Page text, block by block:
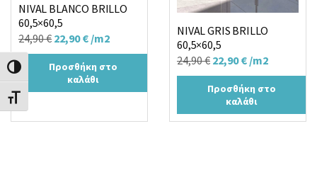
Εναλλαγή Υψηλής Αντίθεσης
Εναλλαγή Μεγέθους Γραμμάτων
NIVAL BLANCO BRILLO
60,5×60,5
24,90€ Original
price
was:
22,90€Η
τρέχουσα
τιμή
/m2
Προσθήκη στο
καλάθι
NIVAL GRIS BRILLO
60,5×60,5
24,90€ Original
price
was:
22,90€Η
τρέχουσα
τιμή
/m2
Προσθήκη στο
καλάθι